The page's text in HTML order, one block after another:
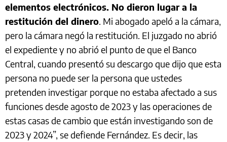
elementos electrónicos. No dieron lugar a la
restitución del dinero . Mi abogado apeló a la cámara,
pero la cámara negó la restitución. El juzgado no abrió
el expediente y no abrió el punto de que el Banco
Central, cuando presentó su descargo que dijo que esta
persona no puede ser la persona que ustedes
pretenden investigar porque no estaba afectado a sus
funciones desde agosto de 2023 y las operaciones de
estas casas de cambio que están investigando son de
2023 y 2024”, se defiende Fernández. Es decir, las